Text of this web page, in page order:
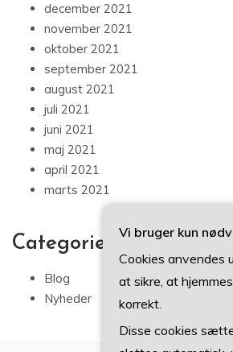
december 2021
november 2021
oktober 2021
september 2021
august 2021
juli 2021
juni 2021
maj 2021
april 2021
marts 2021
Categories
Blog
Nyheder
Vi bruger kun
Cookies anvendes
at sikre, at
korrekt.
Disse cookies